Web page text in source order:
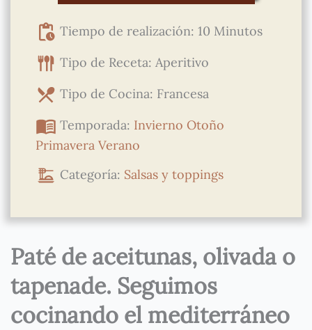
Tiempo de realización: 10 Minutos
Tipo de Receta: Aperitivo
Tipo de Cocina: Francesa
Temporada: Invierno Otoño
Primavera Verano
Categoría: Salsas y toppings
Paté de aceitunas, olivada o
tapenade. Seguimos
cocinando el mediterráneo